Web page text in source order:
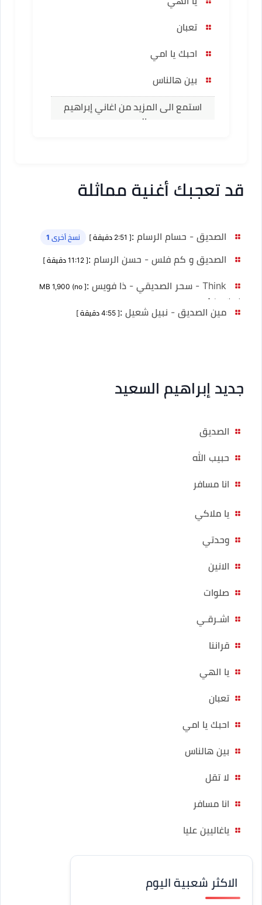
تعبان
احبك يا امي
بين هالناس
استمع الى المزيد من اغاني إبراهيم
السعيد
قد تعجبك أغنية مماثلة
الصديق - حسام الرسام :[ 2:51 دقيقة ] نسخ أخرى 1
الصديق و كم فلس - حسن الرسام :[ 11:12 دقيقة ]
Think - سحر الصديقي - ذا فويس :
[ MB 1,900 (no
duration) ]
مين الصديق - نبيل شعيل :[ 4:55 دقيقة ]
جديد إبراهيم السعيد
الصديق
حبيب الله
انا مسافر
يا ملاكي
وحدتي
الانين
صلوات
اشـرقـي
قراننا
يا الهي
تعبان
احبك يا امي
بين هالناس
لا تقل
انا مسافر
ياغاليين عليا
الاكثر شعبية اليوم